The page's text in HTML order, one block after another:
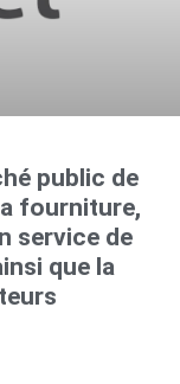
public de
fourniture,
service de
que la